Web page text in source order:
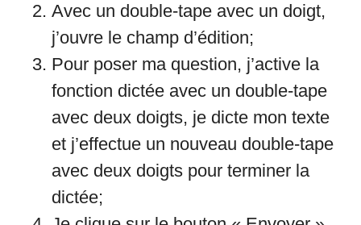
Avec un double-tape avec un doigt,
j’ouvre le champ d’édition;
Pour poser ma question, j’active la
fonction dictée avec un double-tape
avec deux doigts, je dicte mon texte
et j’effectue un nouveau double-tape
avec deux doigts pour terminer la
dictée;